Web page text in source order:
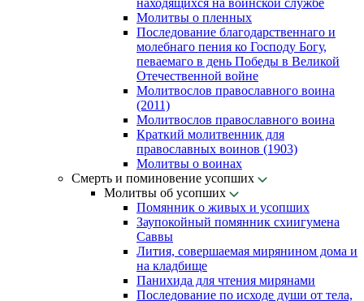
находящихся на воинской службе
Молитвы о пленных
Последование благодарственнаго и
молебнаго пения ко Господу Богу,
певаемаго в день Победы в Великой
Отечественной войне
Молитвослов православного воина
(2011)
Молитвослов православного воина
Краткий молитвенник для
православных воинов (1903)
Молитвы о воинах
Смерть и поминовение усопших
Молитвы об усопших
Помянник о живых и усопших
Заупокойный помянник схиигумена
Саввы
Лития, совершаемая мирянином дома и
на кладбище
Панихида для чтения мирянами
Последование по исходе души от тела,